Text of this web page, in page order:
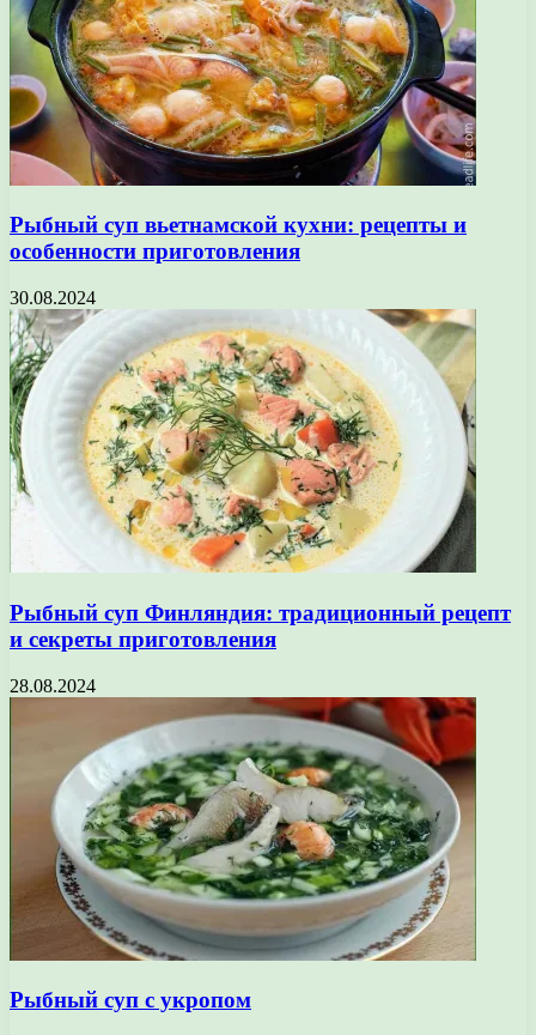
Рыбный суп вьетнамской кухни: рецепты и
особенности приготовления
30.08.2024
Рыбный суп Финляндия: традиционный рецепт
и секреты приготовления
28.08.2024
Рыбный суп с укропом